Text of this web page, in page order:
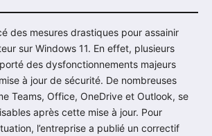
des mesures drastiques pour assainir
sur Windows 11. En effet, plusieurs
des dysfonctionnements majeurs
à jour de sécurité. De nombreuses
Teams, Office, OneDrive et Outlook, se
après cette mise à jour. Pour
l’entreprise a publié un correctif